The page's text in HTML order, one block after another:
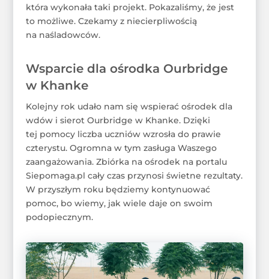
która wykonała taki projekt. Pokazaliśmy, że jest
to możliwe. Czekamy z niecierpliwością
na naśladowców.
Wsparcie dla ośrodka Ourbridge
w Khanke
Kolejny rok udało nam się wspierać ośrodek dla
wdów i sierot Ourbridge w Khanke. Dzięki
tej pomocy liczba uczniów wzrosła do prawie
czterystu. Ogromna w tym zasługa Waszego
zaangażowania. Zbiórka na ośrodek na portalu
Siepomaga.pl cały czas przynosi świetne rezultaty.
W przyszłym roku będziemy kontynuować
pomoc, bo wiemy, jak wiele daje on swoim
podopiecznym.